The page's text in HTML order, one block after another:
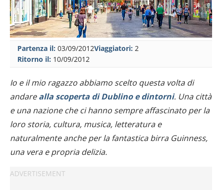
Partenza il: 03/09/2012
Ritorno il: 10/09/2012
Viaggiatori: 2
Io e il mio ragazzo abbiamo scelto questa volta di
andarealla scoperta di Dublino e dintorni. Una città
e una nazione che ci hanno sempre affascinato per la
loro storia, cultura, musica, letteratura e
naturalmente anche per la fantastica birra Guinness,
una vera e propria delizia.